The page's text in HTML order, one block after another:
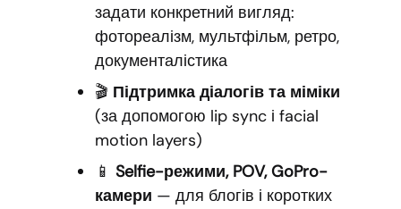
задати конкретний вигляд:
фотореалізм, мультфільм, ретро,
документалістика
🎬 Підтримка діалогів та міміки
(за допомогою lip sync і facial
motion layers)
📱 Selfie-режими, POV, GoPro-
камери — для блогів і коротких